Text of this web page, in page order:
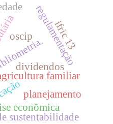
sustentabilidade
familiar
econômica
regulamentação
oscip ifric 13
planejamento
dividendos